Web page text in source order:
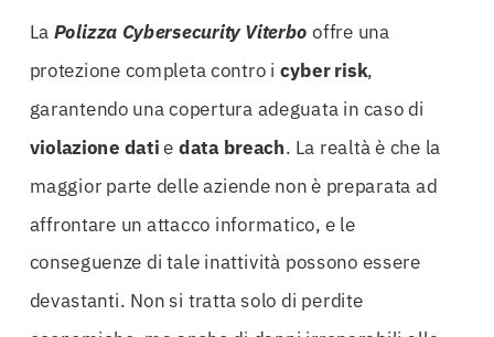
La Polizza Cybersecurity Viterbo offre una
protezione completa contro icyber risk,
garantendo una copertura adeguata in caso di
violazione datiedata breach. La realtà è che la
maggior parte delle aziende non è preparata ad
affrontare un attacco informatico, e le
conseguenze di tale inattività possono essere
devastanti. Non si tratta solo di perdite